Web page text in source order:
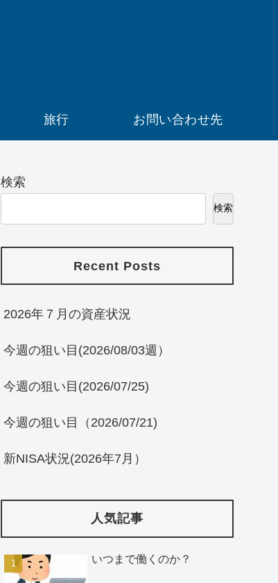
旅行 お問い合わせ先
検索
検索
Recent Posts
2026年７月の資産状況
今週の狙い目(2026/08/03週）
今週の狙い目(2026/07/25)
今週の狙い目（2026/07/21)
新NISA状況(2026年7月）
人気記事
いつまで働くのか？